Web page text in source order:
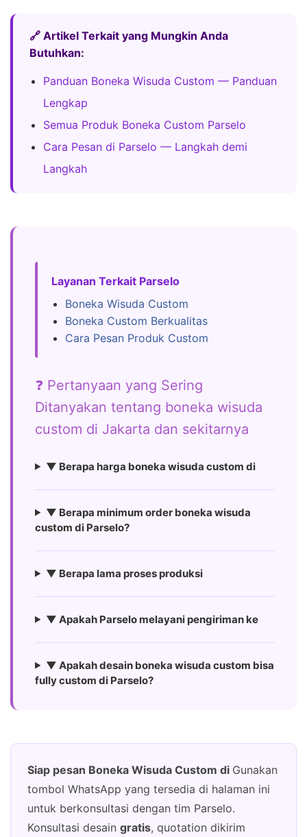
🔗 Artikel Terkait yang Mungkin Anda
Butuhkan:
Panduan Boneka Wisuda Custom — Panduan
Lengkap
Semua Produk Boneka Custom Parselo
Cara Pesan di Parselo — Langkah demi
Langkah
Layanan Terkait Parselo
Boneka Wisuda Custom
Boneka Custom Berkualitas
Cara Pesan Produk Custom
❓ Pertanyaan yang Sering
Ditanyakan tentang boneka wisuda
custom di Jakarta dan sekitarnya
▼ Berapa harga boneka wisuda custom di
▼ Berapa minimum order boneka wisuda
custom di Parselo?
▼ Berapa lama proses produksi
▼ Apakah Parselo melayani pengiriman ke
▼ Apakah desain boneka wisuda custom bisa
fully custom di Parselo?
Siap pesan Boneka Wisuda Custom di Gunakan
tombol WhatsApp yang tersedia di halaman ini
untuk berkonsultasi dengan tim Parselo.
Konsultasi desain gratis, quotation dikirim